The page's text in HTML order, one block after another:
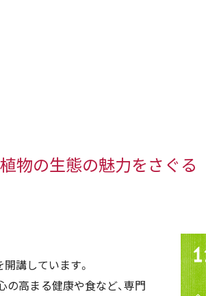
物の生態の魅力をさぐる
講しています。
の高まる健康や食など、専門